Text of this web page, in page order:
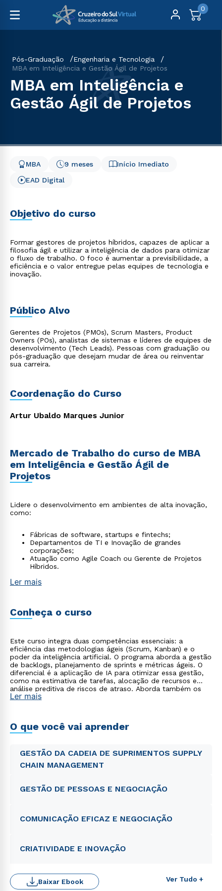
0
Pós-Graduação
Engenharia e Tecnologia
MBA em Inteligência e Gestão Ágil de Projetos
MBA em Inteligência e
Gestão Ágil de Projetos
Início Imediato
9 meses
MBA
EAD Digital
Objetivo do curso
Formar gestores de projetos híbridos, capazes de aplicar a
filosofia ágil e utilizar a inteligência de dados para otimizar
o fluxo de trabalho. O foco é aumentar a previsibilidade, a
eficiência e o valor entregue pelas equipes de tecnologia e
inovação.
Público Alvo
Gerentes de Projetos (PMOs), Scrum Masters, Product
Owners (POs), analistas de sistemas e líderes de equipes de
desenvolvimento (Tech Leads). Pessoas com graduação ou
pós-graduação que desejam mudar de área ou reinventar
sua carreira.
Coordenação do Curso
Artur Ubaldo Marques Junior
Mercado de Trabalho do curso de MBA
em Inteligência e Gestão Ágil de
Projetos
Lidere o desenvolvimento em ambientes de alta inovação,
como:
Fábricas de software, startups e fintechs;
Departamentos de TI e Inovação de grandes
corporações;
Atuação como Agile Coach ou Gerente de Projetos
Híbridos.
Ler mais
Conheça o curso
Este curso integra duas competências essenciais: a
eficiência das metodologias ágeis (Scrum, Kanban) e o
poder da inteligência artificial. O programa aborda a gestão
de backlogs, planejamento de sprints e métricas ágeis. O
diferencial é a aplicação de IA para otimizar essa gestão,
como na estimativa de tarefas, alocação de recursos e
análise preditiva de riscos de atraso. Aborda também os
desafios de gerenciar projetos de dados e IA.
Ler mais
O que você vai aprender
GESTÃO DA CADEIA DE SUPRIMENTOS SUPPLY
CHAIN MANAGEMENT
GESTÃO DE PESSOAS E NEGOCIAÇÃO
COMUNICAÇÃO EFICAZ E NEGOCIAÇÃO
CRIATIVIDADE E INOVAÇÃO
Ver Tudo +
Baixar Ebook